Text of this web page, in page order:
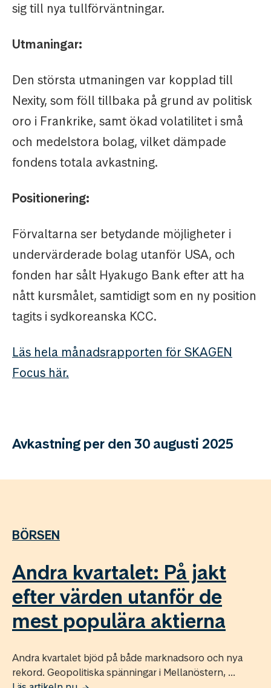
sig till nya tullförväntningar.
Utmaningar:
Den största utmaningen var kopplad till
Nexity, som föll tillbaka på grund av politisk
oro i Frankrike, samt ökad volatilitet i små
och medelstora bolag, vilket dämpade
fondens totala avkastning.
Positionering:
Förvaltarna ser betydande möjligheter i
undervärderade bolag utanför USA, och
fonden har sålt Hyakugo Bank efter att ha
nått kursmålet, samtidigt som en ny position
tagits i sydkoreanska KCC.
Läs hela månadsrapporten för SKAGEN
Focus här.
Avkastning per den 30 augusti 2025
BÖRSEN
Andra kvartalet: På jakt
efter värden utanför de
mest populära aktierna
Andra kvartalet bjöd på både marknadsoro och nya
rekord. Geopolitiska spänningar i Mellanöstern, ...